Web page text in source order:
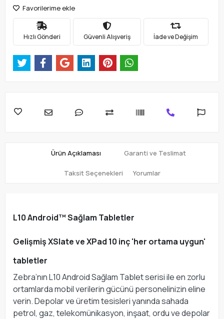
Favorilerime ekle
Hızlı Gönderi Güvenli Alışveriş İade ve Değişim
Ürün Açıklaması Garanti ve Teslimat
Taksit Seçenekleri Yorumlar
L10 Android™ Sağlam Tabletler
Gelişmiş XSlate ve XPad 10 inç 'her ortama uygun'
tabletler
Zebra’nın L10 Android Sağlam Tablet serisi ile en zorlu
ortamlarda mobil verilerin gücünü personelinizin eline
verin. Depolar ve üretim tesisleri yanında sahada
petrol, gaz, telekomünikasyon, inşaat, ordu ve depolar